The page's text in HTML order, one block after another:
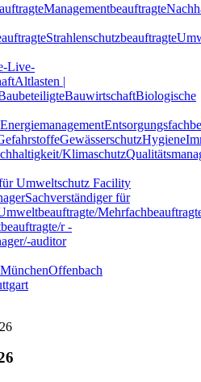
Managementbeauftragte
Strahlenschutzbeauftragte
Live-
Altlasten |
BauwirtschaftBiologische
Energiemanagement
GewässerschutzHygiene
Klimaschutz
Umweltschutz Facility
Sachverständiger für
r -
auditor
MünchenOffenbach